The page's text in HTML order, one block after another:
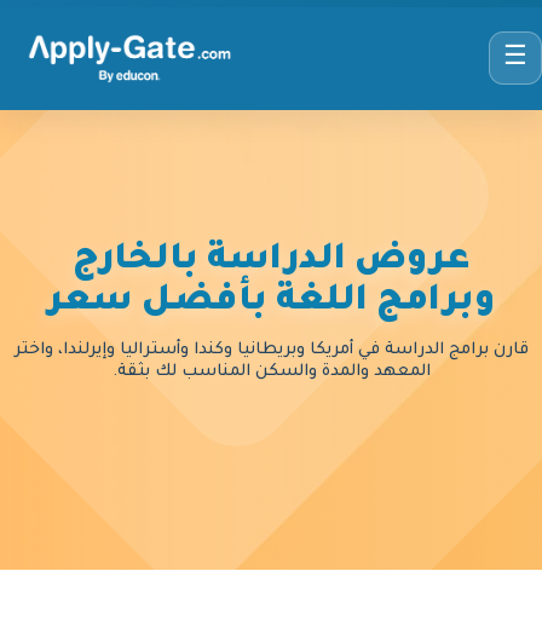
☰
عروض الدراسة بالخارج
وبرامج اللغة بأفضل سعر
قارن برامج الدراسة في أمريكا وبريطانيا وكندا وأستراليا وإيرلندا، واختر
المعهد والمدة والسكن المناسب لك بثقة.